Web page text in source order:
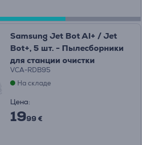
Samsung Jet Bot AI+ / Jet
Bot+, 5 шт. - Пылесборники
для станции очистки
VCA-RDB95
На складе
Цена:
1999 €